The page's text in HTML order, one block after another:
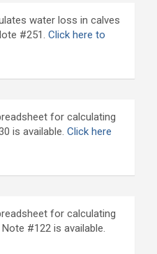
water loss in calves
#251.Click here to
for calculating
is available.Click here
for calculating
#122 is available.